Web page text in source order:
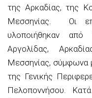
της Αρκαδίας, της
Μεσσηνίας. Οι
υλοποιήθηκαν από
Αργολίδας,
Μεσσηνίας, σύμφωνα
της Γενικής
Πελοποννήσου. Κατά